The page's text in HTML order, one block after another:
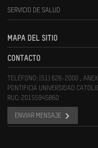
SERVICIO DE SALUD
MAPA DEL SITIO
CONTACTO
TELÉFONO: (51) 626-2000 ,
PONTIFICIA UNIVERSIDAD
RUC: 20155945860
ENVIAR MENSAJE